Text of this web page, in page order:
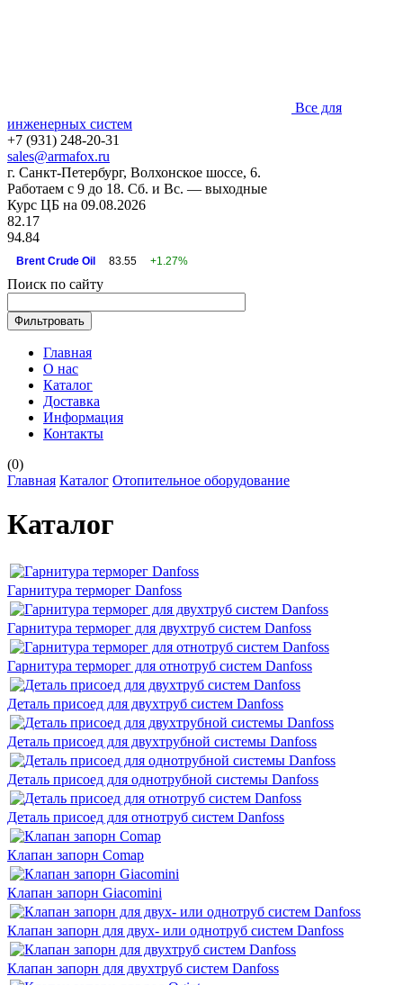
Все для
инженерных систем
+7 (931) 248-20-31
sales@armafox.ru
г. Санкт-Петербург, Волхонское шоссе, 6.
Работаем с 9 до 18. Сб. и Вс. — выходные
Курс ЦБ на 09.08.2026
82.17
94.84
Brent Crude Oil 83.55 +1.27%
Поиск по сайту
Главная
О нас
Каталог
Доставка
Информация
Контакты
(0)
Главная Каталог Отопительное оборудование
Каталог
Гарнитура терморег Danfoss
Гарнитура терморег для двухтруб систем Danfoss
Гарнитура терморег для отнотруб систем Danfoss
Деталь присоед для двухтруб систем Danfoss
Деталь присоед для двухтрубной системы Danfoss
Деталь присоед для однотрубной системы Danfoss
Деталь присоед для отнотруб систем Danfoss
Клапан запорн Comap
Клапан запорн Giacomini
Клапан запорн для двух- или однотруб систем Danfoss
Клапан запорн для двухтруб систем Danfoss